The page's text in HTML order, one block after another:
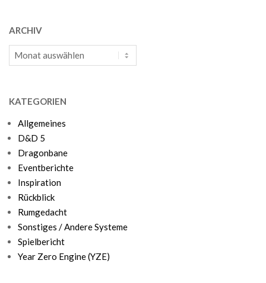
ARCHIV
Archiv
KATEGORIEN
Allgemeines
D&D 5
Dragonbane
Eventberichte
Inspiration
Rückblick
Rumgedacht
Sonstiges / Andere Systeme
Spielbericht
Year Zero Engine (YZE)